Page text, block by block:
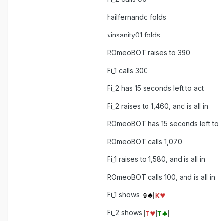
hailfernando folds
vinsanity01 folds
ROmeoBOT raises to 390
Fi_1 calls 300
Fi_2 has 15 seconds left to act
Fi_2 raises to 1,460, and is all in
ROmeoBOT has 15 seconds left to
ROmeoBOT calls 1,070
Fi_1 raises to 1,580, and is all in
ROmeoBOT calls 100, and is all in
Fi_1 shows
Fi_2 shows